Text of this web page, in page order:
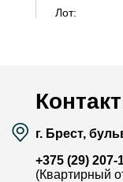
Лот:
г. Брест,
+375 (29) 207-
(Квартирный